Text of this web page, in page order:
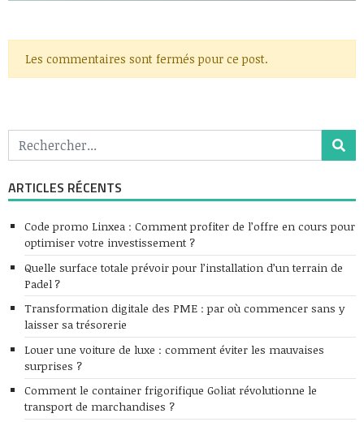
Les commentaires sont fermés pour ce post.
ARTICLES RÉCENTS
Code promo Linxea : Comment profiter de l’offre en cours pour
optimiser votre investissement ?
Quelle surface totale prévoir pour l’installation d’un terrain de
Padel ?
Transformation digitale des PME : par où commencer sans y
laisser sa trésorerie
Louer une voiture de luxe : comment éviter les mauvaises
surprises ?
Comment le container frigorifique Goliat révolutionne le
transport de marchandises ?